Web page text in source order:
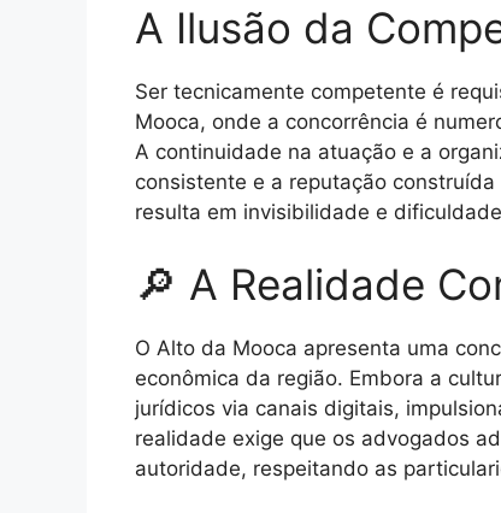
A Ilusão da
Ser tecnicamente competente é
Mooca, onde a concorrência é
A continuidade na atuação e a
consistente e a reputação
resulta em invisibilidade e
🔎 A Realidade
O Alto da Mooca apresenta uma
econômica da região. Embora a
jurídicos via canais digitais,
realidade exige que os advogados
autoridade, respeitando as